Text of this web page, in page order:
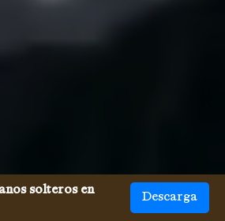
solteros en
Descarga